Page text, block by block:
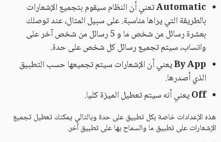
Automaticتعني أن النظام سيقوم بتجميع الإشعارات
بالطريقة التي يراها مناسبة. على سبيل المثال، عند توصلك
بعشرة رسائل من شخص ما و 5 رسائل من شخص آخر على
واتساب، سيتم تجميع رسائل كل شخص على حدة.
By Appيعني أن الإشعارات سيتم تجميعها حسب التطبيق
الذي أصدرها.
Offيعني أنه سيتم تعطيل الميزة كليا.
هذه الإعدادات خاصة بكل تطبيق على حدة وبالتالي يمكنك تعطيل تجميع
الإشعارات على تطبيق ما والسماح بها على تطبيق آخر.